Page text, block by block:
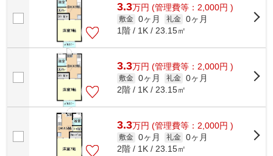
3.3万円 (管理費等：2,000円 )
敷金 0ヶ月 礼金 0ヶ月
1階 / 1K / 23.15㎡
3.3万円 (管理費等：2,000円 )
敷金 0ヶ月 礼金 0ヶ月
2階 / 1K / 23.15㎡
3.3万円 (管理費等：2,000円 )
敷金 0ヶ月 礼金 0ヶ月
2階 / 1K / 23.15㎡